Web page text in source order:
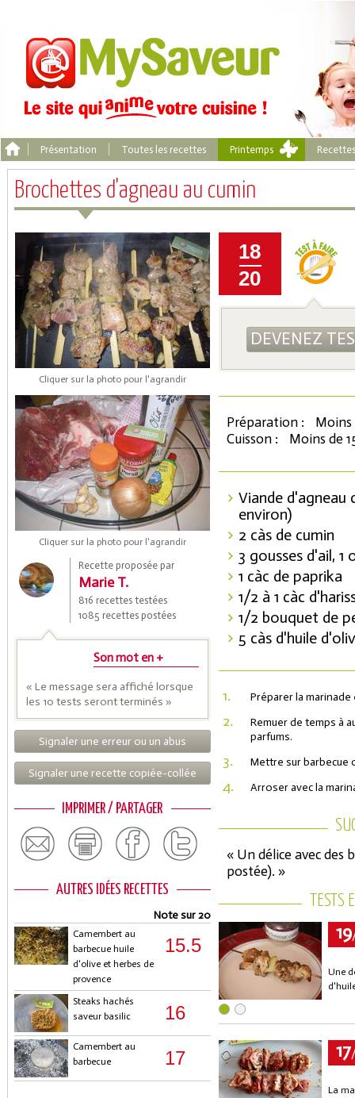
Présentation Toutes les recettes Printemps
Brochettes d'agneau au cumin
Cliquer sur la photo pour l'agrandir
Cliquer sur la photo pour l'agrandir
Recette proposée par
Marie T.
816 recettes testées
1085 recettes postées
Son mot en +
« Le message sera affiché lorsque
les 10 tests seront terminés »
Signaler une erreur ou un abus
Signaler une recette copiée-collée
IMPRIMER / PARTAGER
AUTRES IDÉES RECETTES
Note sur 20
Camembert au
barbecue huile
d'olive et herbes de
provence
15.5
Steaks hachés
saveur basilic
16
Camembert au
barbecue
17
18
20
DEVENEZ
Préparation :
Moins
Cuisson :
Moins de
Viande d'agneau
environ)
2 càs de cumin
3 gousses d'ail, 1
1 càc de paprika
1/2 à 1 càc
1/2 bouquet de
5 càs d'huile
1. Préparer la
2.
Remuer de temps à
parfums.
3. Mettre sur barbecue
4. Arroser avec la
« Un délice avec des
postée). »
19
Une
17
La
Coupons de réduction
Saveurs de l'Année